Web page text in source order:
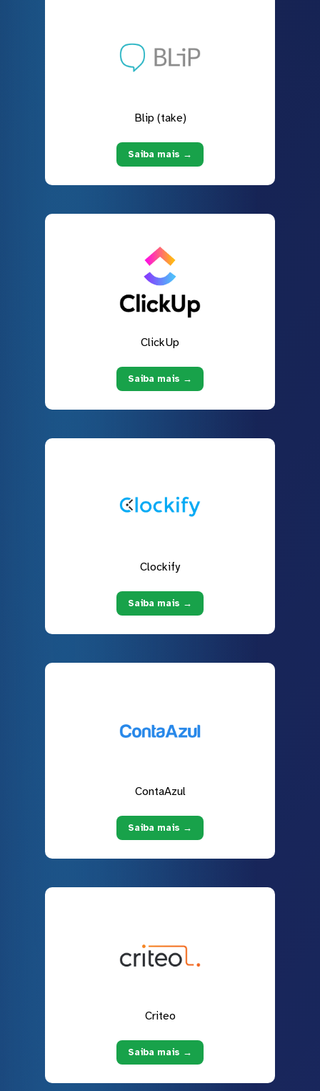
Blip (take)
Saiba mais →
ClickUp
Saiba mais →
Clockify
Saiba mais →
ContaAzul
Saiba mais →
Criteo
Saiba mais →